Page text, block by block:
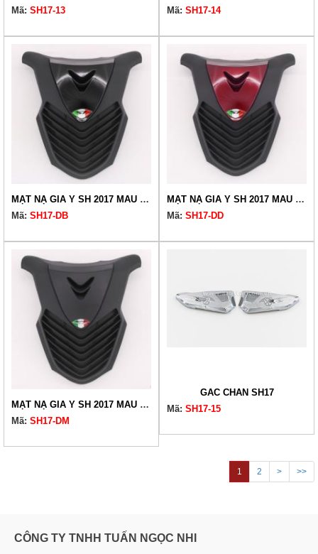
Mã: SH17-13
Mã: SH17-14
MẶT NẠ GIẢ Ý SH 2017 MÀU ĐEN BÓNG
Mã: SH17-DB
MẶT NẠ GIẢ Ý SH 2017 MÀU ĐEN ĐỎ ĐÔ
Mã: SH17-DD
MẶT NẠ GIẢ Ý SH 2017 MÀU ĐEN MỜ
Mã: SH17-DM
GÁC CHÂN SH17
Mã: SH17-15
1 2 > >>
CÔNG TY TNHH TUẤN NGỌC NHI